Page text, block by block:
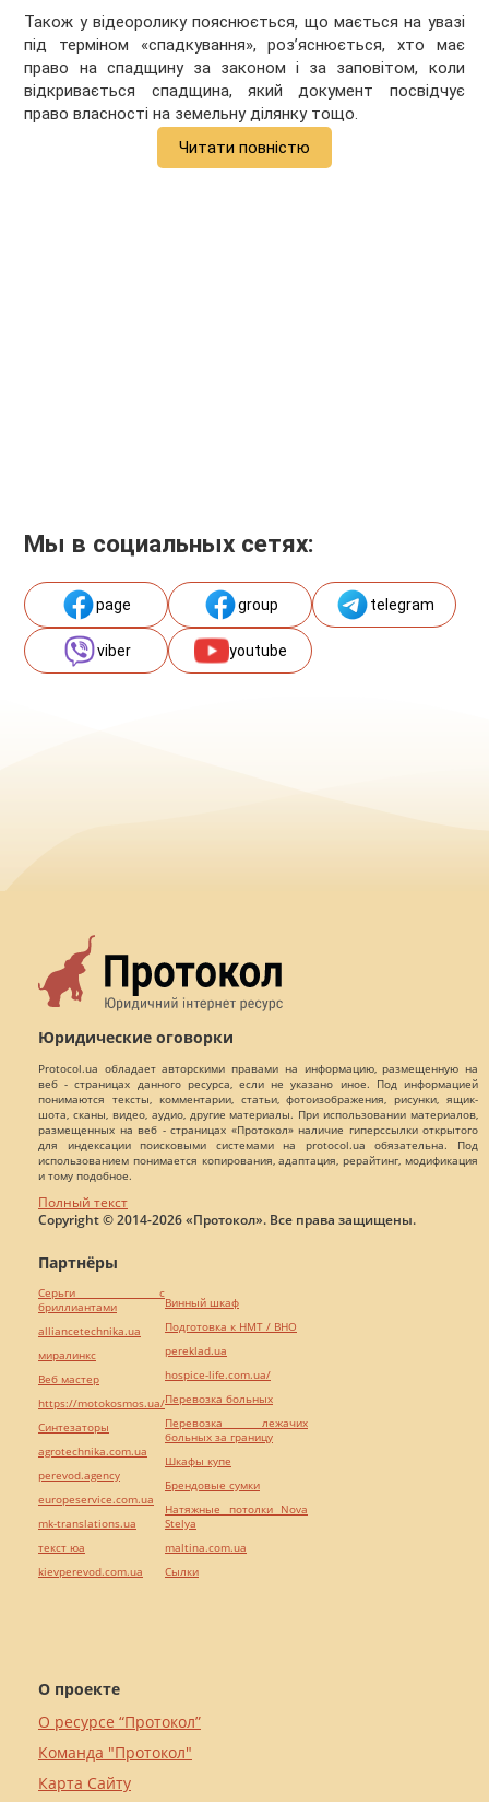
Також у відеоролику пояснюється, що мається на увазі
під терміном «спадкування», роз’яснюється, хто має
право на спадщину за законом і за заповітом, коли
відкривається спадщина, який документ посвідчує
право власності на земельну ділянку тощо.
Читати повністю
Мы в социальных сетях:
page group telegram
viber youtube
Юридические оговорки
Protocol.ua обладает авторскими правами на информацию, размещенную на
веб - страницах данного ресурса, если не указано иное. Под информацией
понимаются тексты, комментарии, статьи, фотоизображения, рисунки, ящик-
шота, сканы, видео, аудио, другие материалы. При использовании материалов,
размещенных на веб - страницах «Протокол» наличие гиперссылки открытого
для индексации поисковыми системами на protocol.ua обязательна. Под
использованием понимается копирования, адаптация, рерайтинг, модификация
и тому подобное.
Полный текст
Copyright © 2014-2026 «Протокол». Все права защищены.
О проекте
О ресурсе “Протокол”
Команда "Протокол"
Карта Сайту
Партнёры
Серьги с
бриллиантами
alliancetechnika.ua
миралинкс
Веб мастер
https://motokosmos.ua/
Синтезаторы
agrotechnika.com.ua
perevod.agency
europeservice.com.ua
mk-translations.ua
текст юа
kievperevod.com.ua
Винный шкаф
Подготовка к НМТ / ВНО
pereklad.ua
hospice-life.com.ua/
Перевозка больных
Перевозка лежачих
больных за границу
Шкафы купе
Брендовые сумки
Натяжные потолки Nova
Stelya
maltina.com.ua
Cылки